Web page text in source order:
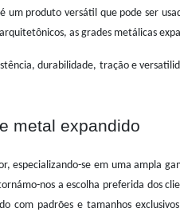
um produto versátil que pode ser
as grades metálicas
durabilidade, tração e
metal expandido
especializando-se em uma ampla
nos a escolha preferida dos
com padrões e tamanhos